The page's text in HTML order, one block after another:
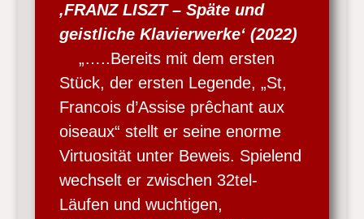
‚FRANZ LISZT – Späte und
geistliche Klavierwerke‘ (2022)
„…..Bereits mit dem ersten
Stück, der ersten Legende, „St,
Francois d’Assise prêchant aux
oiseaux“ stellt er seine enorme
Virtuosität unter Beweis. Spielend
wechselt er zwischen 32tel-
Läufen und wuchtigen,